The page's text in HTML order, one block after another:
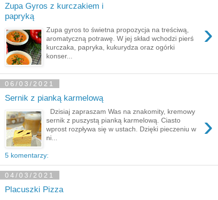
Zupa Gyros z kurczakiem i
papryką
›
Zupa gyros to świetna propozycja na treściwą,
aromatyczną potrawę. W jej skład wchodzi pierś
kurczaka, papryka, kukurydza oraz ogórki
konser...
06/03/2021
Sernik z pianką karmelową
›
Dzisiaj zapraszam Was na znakomity, kremowy
sernik z puszystą pianką karmelową. Ciasto
wprost rozpływa się w ustach. Dzięki pieczeniu w
ni...
5 komentarzy:
04/03/2021
Placuszki Pizza